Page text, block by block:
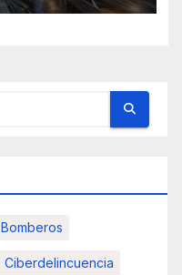
Bomberos
Ciberdelincuencia